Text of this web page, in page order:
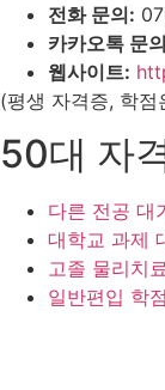
전화 문의:
카카오톡 문
웹사이트:
(평생 자격증, 학
50대 자
다른 전공 대
대학교 과제
고졸 물리치
일반편입 학